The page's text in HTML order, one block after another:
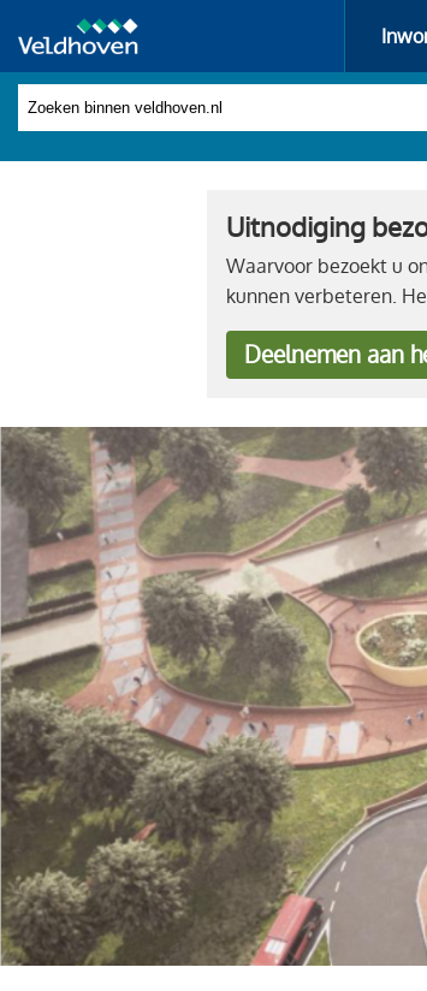
Uitnodiging
Waarvoor bezoekt u
kunnen verbeteren.
Deelnemen aan